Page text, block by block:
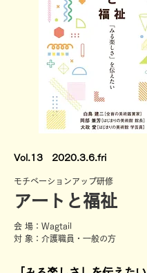
Vol.13 2020.3.6.fri
モチベーションアップ研修
アートと福祉
会 場：Wagtail
対 象：介護職員・一般の方